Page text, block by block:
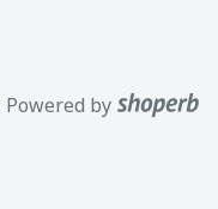
Powered by